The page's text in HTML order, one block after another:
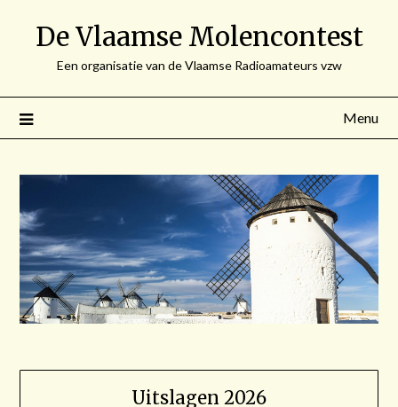
De Vlaamse Molencontest
Een organisatie van de Vlaamse Radioamateurs vzw
Menu
Uitslagen 2026